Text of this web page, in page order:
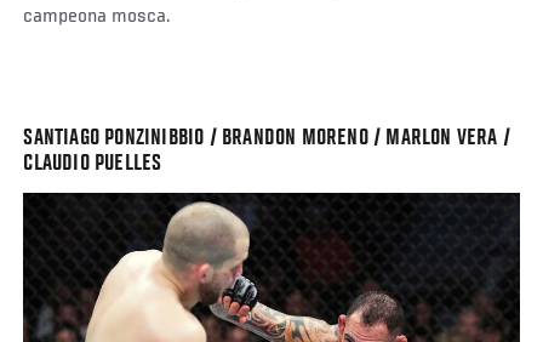
campeona mosca.
SANTIAGO PONZINIBBIO / BRANDON MORENO / MARLON VERA /
CLAUDIO PUELLES